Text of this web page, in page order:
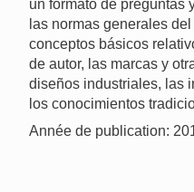
un formato de preguntas
las normas generales
conceptos básicos
de autor, las marcas y
diseños industriales, las
los conocimientos
Année de publication: